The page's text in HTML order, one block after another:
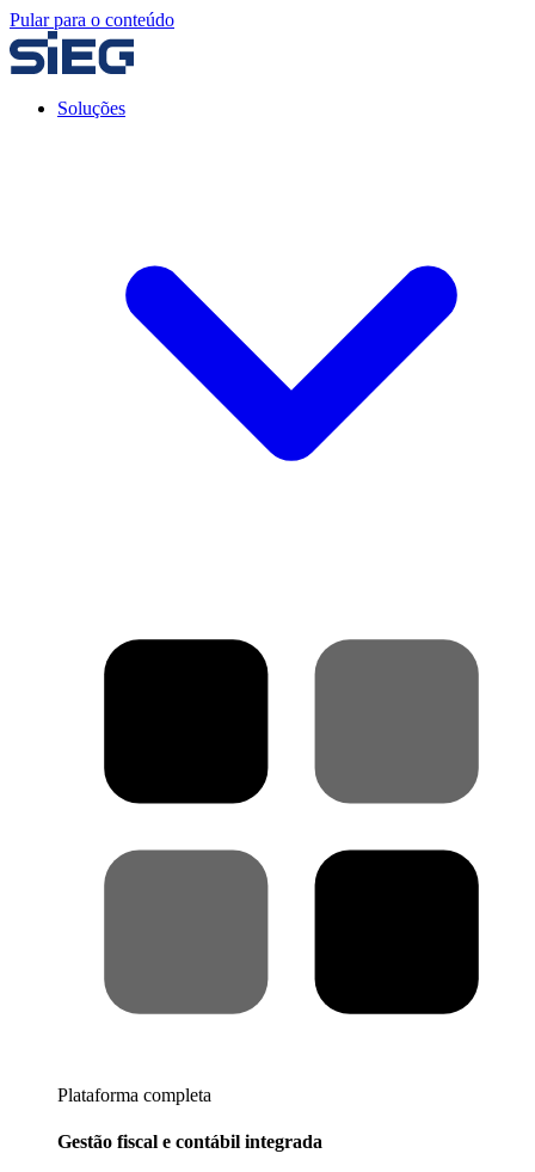
Pular para o conteúdo
Soluções
Plataforma completa
Gestão fiscal e contábil integrada